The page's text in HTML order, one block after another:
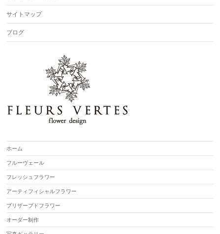
サイトマップ
ブログ
ホーム
フルーヴェール
フレッシュフラワー
アーティフィシャルフラワー
プリザーブドフラワー
オーダー制作